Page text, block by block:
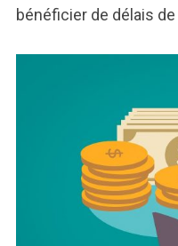
bénéficier de délais